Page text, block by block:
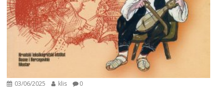
03/06/2025 klis 0